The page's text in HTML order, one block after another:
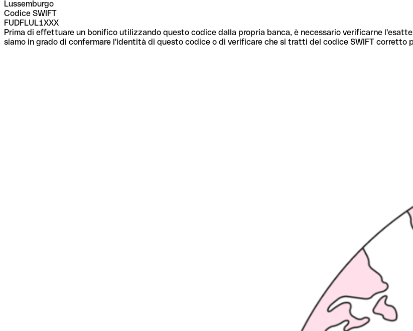
Lussemburgo
Codice SWIFT
FUDFLUL1XXX
Prima di effettuare un bonifico utilizzando questo codice dalla propria banca, è necessario verificarne
siamo in grado di confermare l'identità di questo codice o di verificare che si tratti del codice SWIFT corretto